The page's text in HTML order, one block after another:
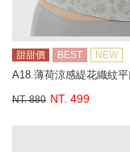
甜甜價 BEST NEW
NT. 880 NT. 499